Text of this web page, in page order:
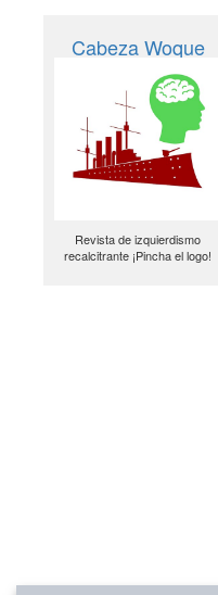
Cabeza Woque
Revista de izquierdismo
recalcitrante ¡Pincha el logo!